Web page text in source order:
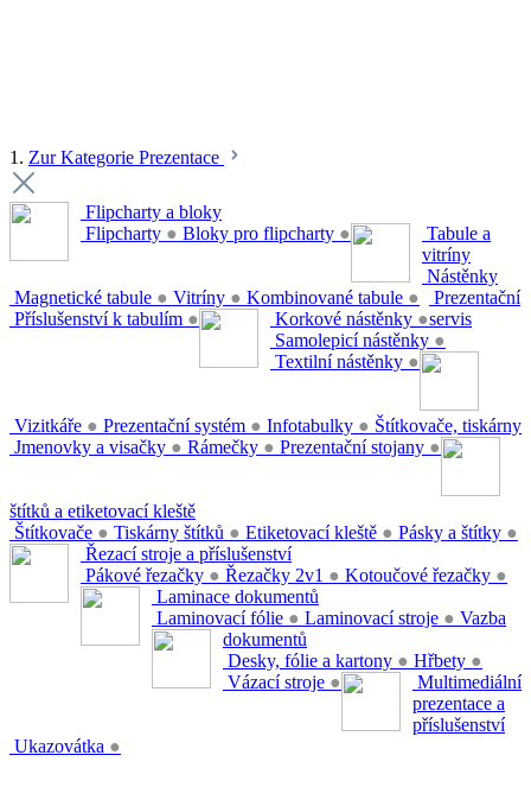
1. Zur Kategorie Prezentace
Flipcharty a bloky
Flipcharty ● Bloky pro flipcharty ●
Tabule a
vitríny
Magnetické tabule ● Vitríny ● Kombinované tabule ●
Příslušenství k tabulím ●
Nástěnky
Korkové nástěnky ●
Samolepicí nástěnky ●
Textilní nástěnky ●
Prezentační
servis
Vizitkáře ● Prezentační systém ● Infotabulky ●
Jmenovky a visačky ● Rámečky ● Prezentační stojany ●
Štítkovače, tiskárny
štítků a etiketovací kleště
Štítkovače ● Tiskárny štítků ● Etiketovací kleště ● Pásky a štítky ●
Řezací stroje a příslušenství
Pákové řezačky ● Řezačky 2v1 ● Kotoučové řezačky ●
Laminace dokumentů
Laminovací fólie ● Laminovací stroje ● Vazba
dokumentů
Desky, fólie a kartony ● Hřbety ●
Vázací stroje ●
Multimediální
prezentace a
příslušenství
Ukazovátka ●